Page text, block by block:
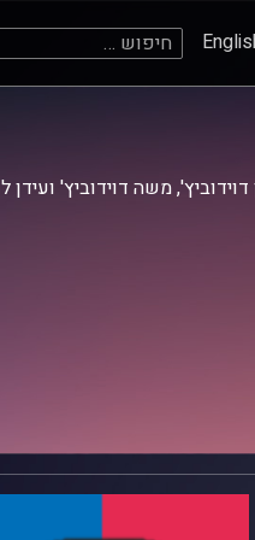
חיפוש:
משה דוידוביץ' ועידן